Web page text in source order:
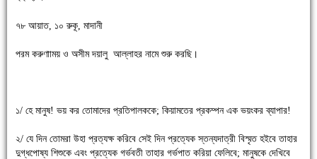
৭৮ আয়াত, ১০ রুকূ, মাদানী
পরম করুণাাময় ও অসীম দয়ালু আল্লাহর নামে শুরু করছি।
১/ হে মানুষ! ভয় কর তোমাদের প্রতিপালককে; কিয়ামতের প্রকম্পন এক ভয়ংকর ব্যাপার!
২/ যে দিন তোমরা উহা প্রত্যক্ষ করিবে সেই দিন প্রত্যেক স্তন্যদাত্রী বিস্মৃত হইবে তাহার
দুগ্ধপোষ্য শিশুকে এবং প্রত্যেক গর্ভবতী তাহার গর্ভপাত করিয়া ফেলিবে; মানুষকে দেখিবে